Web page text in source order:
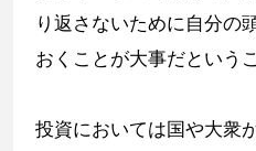
り返さないために自分の
おくことが大事だという
投資においては国や大衆